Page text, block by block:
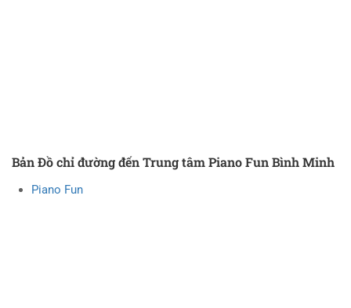
Bản Đồ chỉ đường đến Trung tâm Piano Fun Bình Minh
Piano Fun